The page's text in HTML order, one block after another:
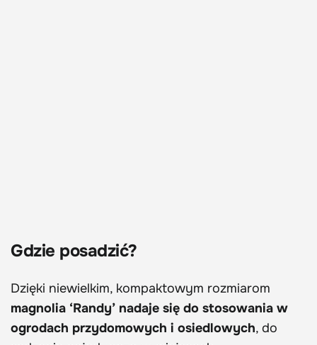
Gdzie posadzić?
Dzięki niewielkim, kompaktowym rozmiarom
magnolia ‘Randy’ nadaje się do stosowania w
ogrodach przydomowych i osiedlowych, do